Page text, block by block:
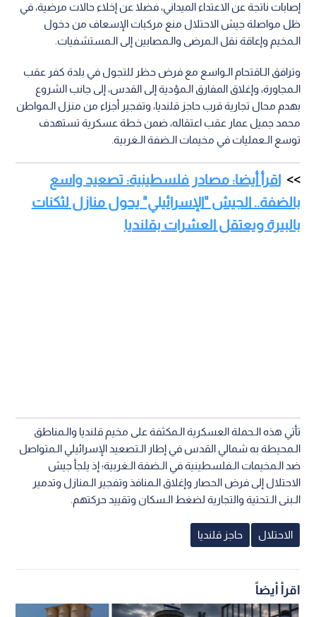
إصابات ناتجة عن الاعتداء الميداني، فضلا عن إخلاء حالات مرضية، في
ظل مواصلة جيش الاحتلال منع مركبات الإسعاف من دخول
الـمخيم وإعاقة نقل الـمرضى والـمصابين إلى الـمستشفيات.
وترافق الـاقتحام الـواسع مع فرض حظر للتجول في بلدة كفر عقب
الـمجاورة، وإغلاق المفارق الـمؤدية إلى القدس، إلى جانب الشروع
بهدم محال تجارية قرب حاجز قلنديا، وتفجير أجزاء من منزل الـمواطن
محمد جميل عمار عقب اعتقاله، ضمن خطة عسكرية تستهدف
توسع الـعمليات في مخيمات الـضفة الـغربية.
اقرأ أيضا: مصادر فلسطينية: تصعيد واسع
بالضفة.. الجيش "الإسرائيلي" يحول منازل لثكنات
بالبيرة ويعتقل العشرات بقلنديا
تأتي هذه الـحملة العسكرية الـمكثفة على مخيم قلنديا والـمناطق
الـمحيطة به شمالي القدس في إطار الـتصعيد الإسرائيلي الـمتواصل
ضد الـمخيمات الـفلسطينية في الـضفة الـغربية؛ إذ يلجأ جيش
الاحتلال إلى فرض الحصار وإغلاق الـمنافذ وتفجير الـمنازل وتدمير
الـبنى الـتحتية والتجارية لضغط الـسكان وتقييد حركتهم.
الاحتلال حاجز قلنديا
اقرأ أيضاً